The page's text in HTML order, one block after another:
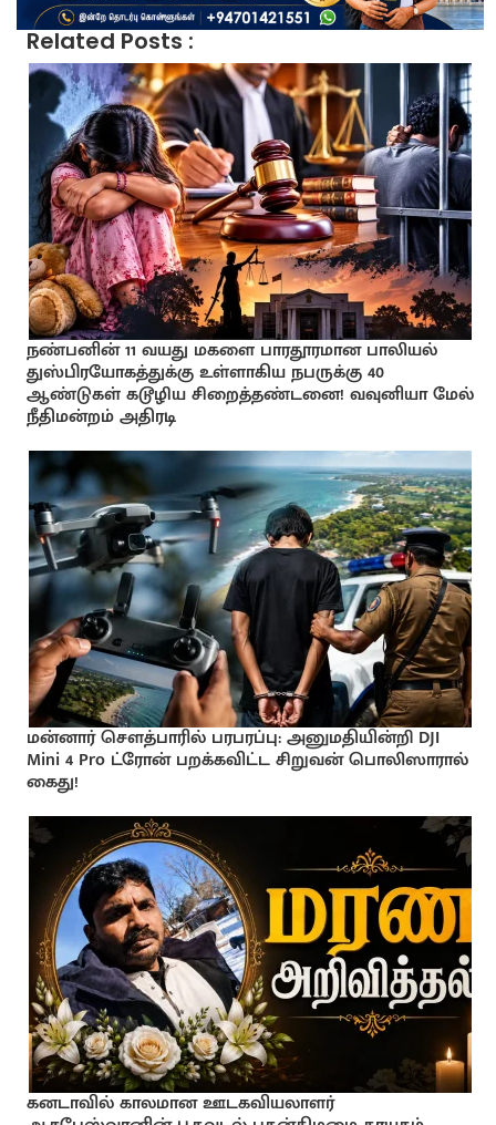
Related Posts :
நண்பனின் 11 வயது மகளை பாரதூரமான பாலியல்
துஸ்பிரயோகத்துக்கு உள்ளாகிய நபருக்கு 40
ஆண்டுகள் கடூழிய சிறைத்தண்டனை! வவுனியா மேல்
நீதிமன்றம் அதிரடி
மன்னார் சௌத்பாரில் பரபரப்பு: அனுமதியின்றி DJI
Mini 4 Pro ட்ரோன் பறக்கவிட்ட சிறுவன் பொலிஸாரால்
கைது!
கனடாவில் காலமான ஊடகவியலாளர்